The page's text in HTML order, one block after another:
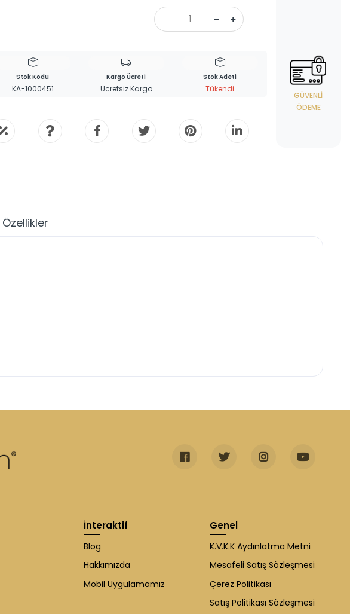
Stok Kodu
KA-1000451
Kargo Ücreti
Ücretsiz Kargo
Stok Adeti
Tükendi
GÜVENLI
ÖDEME
Özellikler
İnteraktif
Blog
Hakkımızda
Mobil Uygulamamız
Genel
K.V.K.K Aydınlatma Metni
Mesafeli Satış Sözleşmesi
Çerez Politikası
Satış Politikası Sözleşmesi